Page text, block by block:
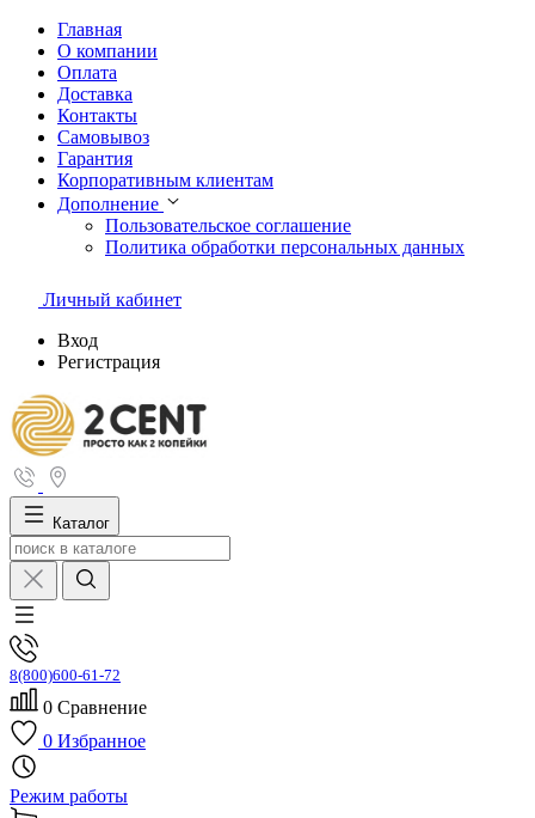
Главная
О компании
Оплата
Доставка
Контакты
Самовывоз
Гарантия
Корпоративным клиентам
Дополнение
Пользовательское соглашение
Политика обработки персональных данных
Личный кабинет
Вход
Регистрация
Каталог
8(800)600-61-72
0 Сравнение
0 Избранное
Режим работы